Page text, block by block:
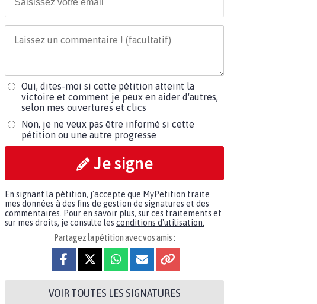
Oui, dites-moi si cette pétition atteint la
victoire et comment je peux en aider d'autres,
selon mes ouvertures et clics
Non, je ne veux pas être informé si cette
pétition ou une autre progresse
Je signe
En signant la pétition, j'accepte que MyPetition traite
mes données à des fins de gestion de signatures et des
commentaires. Pour en savoir plus, sur ces traitements et
sur mes droits, je consulte les conditions d'utilisation.
Partagez la pétition avec vos amis :
VOIR TOUTES LES SIGNATURES